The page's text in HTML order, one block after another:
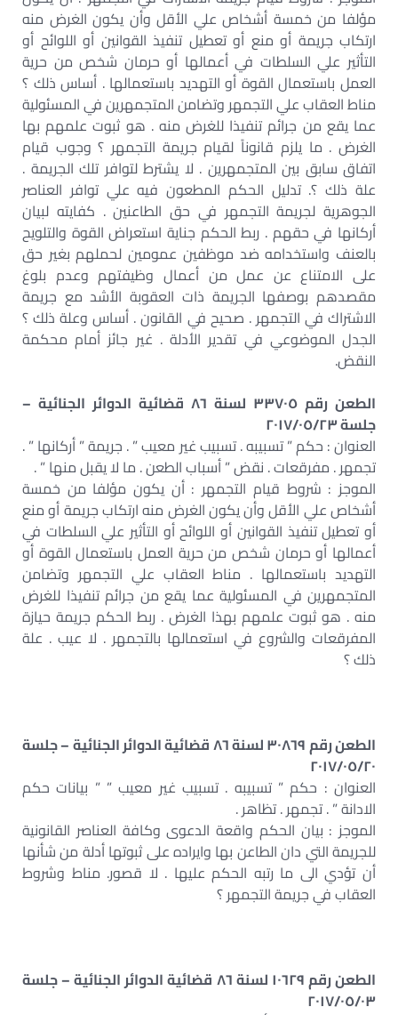
مؤلفا من خمسة أشخاص علي الأقل وأن يكون الغرض منه
ارتكاب جريمة أو منع أو تعطيل تنفيذ القوانين أو اللوائح أو
التأثير علي السلطات في أعمالها أو حرمان شخص من حرية
العمل باستعمال القوة أو التهديد باستعمالها . أساس ذلك ؟
مناط العقاب علي التجمهر وتضامن المتجمهرين في المسئولية
عما يقع من جرائم تنفيذا للغرض منه . هو ثبوت علمهم بها
الغرض . ما يلزم قانوناً لقيام جريمة التجمهر ؟ وجوب قيام
اتفاق سابق بين المتجمهرين . لا يشترط لتوافر تلك الجريمة .
علة ذلك ؟. تدليل الحكم المطعون فيه علي توافر العناصر
الجوهرية لجريمة التجمهر في حق الطاعنين . كفايته لبيان
أركانها في حقهم . ربط الحكم جناية استعراض القوة والتلويح
بالعنف واستخدامه ضد موظفين عمومين لحملهم بغير حق
على الامتناع عن عمل من أعمال وظيفتهم وعدم بلوغ
مقصدهم بوصفها الجريمة ذات العقوبة الأشد مع جريمة
الاشتراك في التجمهر . صحيح في القانون . أساس وعلة ذلك ؟
الجدل الموضوعي في تقدير الأدلة . غير جائز أمام محكمة
النقض.
الطعن رقم ٣٣٧٠٥ لسنة ٨٦ قضائية الدوائر الجنائية –
جلسة ٢٠١٧/٠٥/٢٣
العنوان : حكم ” تسبيبه . تسبيب غير معيب ” . جريمة ” أركانها ” .
تجمهر . مفرقعات . نقض ” أسباب الطعن . ما لا يقبل منها ” .
الموجز : شروط قيام التجمهر : أن يكون مؤلفا من خمسة
أشخاص علي الأقل وأن يكون الغرض منه ارتكاب جريمة أو منع
أو تعطيل تنفيذ القوانين أو اللوائح أو التأثير علي السلطات في
أعمالها أو حرمان شخص من حرية العمل باستعمال القوة أو
التهديد باستعمالها . مناط العقاب علي التجمهر وتضامن
المتجمهرين في المسئولية عما يقع من جرائم تنفيذا للغرض
منه . هو ثبوت علمهم بهذا الغرض . ربط الحكم جريمة حيازة
المفرقعات والشروع في استعمالها بالتجمهر . لا عيب . علة
ذلك ؟
الطعن رقم ٣٠٨٦٩ لسنة ٨٦ قضائية الدوائر الجنائية – جلسة
٢٠١٧/٠٥/٢٠
العنوان : حكم ” تسبيبه . تسبيب غير معيب ” ” بيانات حكم
الادانة ” . تجمهر . تظاهر .
الموجز : بيان الحكم واقعة الدعوى وكافة العناصر القانونية
للجريمة التي دان الطاعن بها وايراده على ثبوتها أدلة من شأنها
أن تؤدي الى ما رتبه الحكم عليها . لا قصور. مناط وشروط
العقاب في جريمة التجمهر ؟
الطعن رقم ١٠٦٢٩ لسنة ٨٦ قضائية الدوائر الجنائية – جلسة
٢٠١٧/٠٥/٠٣